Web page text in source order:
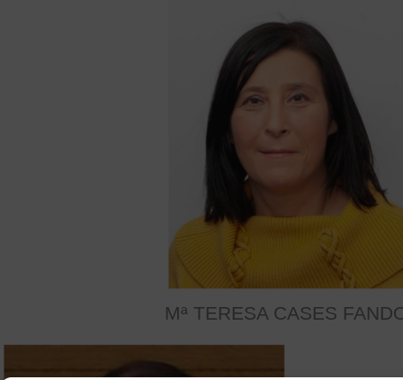
Mª TERESA CASES